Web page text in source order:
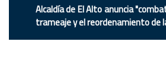
Alcaldía de El Alto anuncia
trameaje y el reordenamiento de